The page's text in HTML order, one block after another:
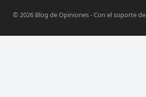
© 2026 Blog de Opiniones- Con el soporte de